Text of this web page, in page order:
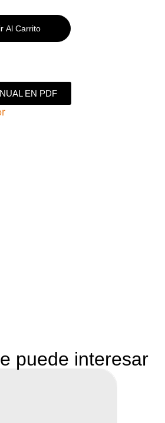
Al Carrito
EN PDF
puede interesar